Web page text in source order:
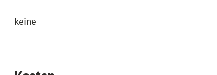
keine